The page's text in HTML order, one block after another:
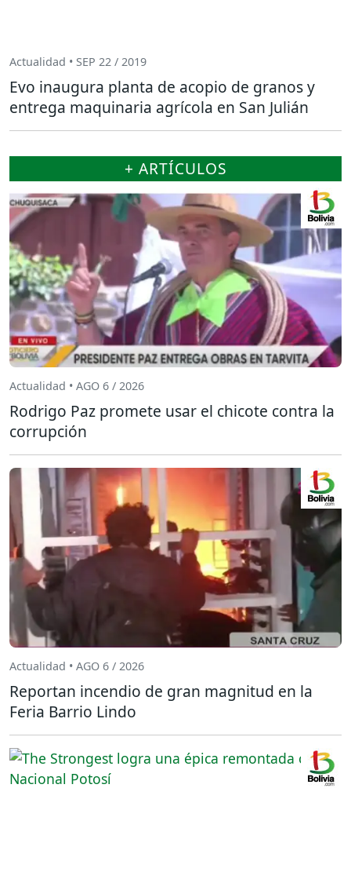
Actualidad • SEP 22 / 2019
Evo inaugura planta de acopio de granos y
entrega maquinaria agrícola en San Julián
+ ARTÍCULOS
Actualidad • AGO 6 / 2026
Rodrigo Paz promete usar el chicote contra la
corrupción
Actualidad • AGO 6 / 2026
Reportan incendio de gran magnitud en la
Feria Barrio Lindo